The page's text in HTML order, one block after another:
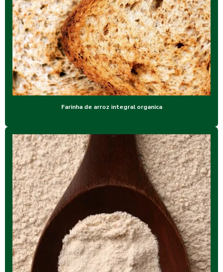
Farinha de arroz integral organica